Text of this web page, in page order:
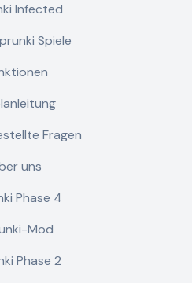
Infected
Spiele
Fragen
uns
Phase 4
Mod
Phase 2